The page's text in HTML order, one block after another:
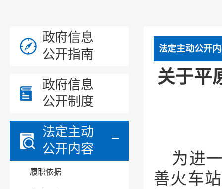
政府信息
公开指南
政府信息
公开制度
法定主动
公开内容
履职依据
法定主动公开
关于平
为进
善火车